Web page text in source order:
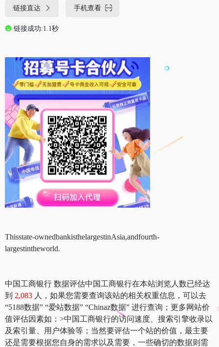
链接直达 手机查看
链接成功:1.1秒
Thisstate-ownedbankisthelargestinAsia,andfourth-
largestintheworld.
中国工商银行 数据评估中国工商银行在本站浏览人数已经达
到 2,083 人，如果您需要查询该站的相关权重信息，可以去
“5188数据” “爱站数据” “Chinaz数据” 进行查询；更多网站价
值评估因素如：>中国工商银行的访问速度、搜索引擎收录以
及索引量、用户体验等；当然要评估一个站的价值，最主要
还是需要根据您自身的需求以及需要，一些确切的数据则需